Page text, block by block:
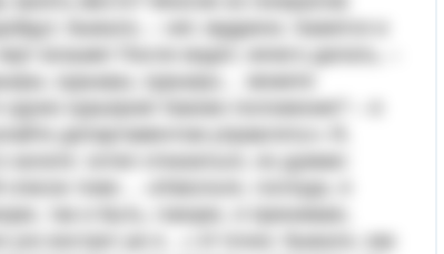
бывало, – нет, мудрено. Кажется и
департаментом управлять!» Я,
тоже… «Извольте, господа, я